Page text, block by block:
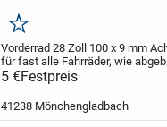
Merken
Vorderrad 28 Zoll 100 x 9 mm
für fast alle Fahrräder, wie
diese werden noch benötigt,
privat unter Ausschluss jeglicher
Gewährleistung, Bringen gegen
5 €Festpreis
41238 Mönchengladbach